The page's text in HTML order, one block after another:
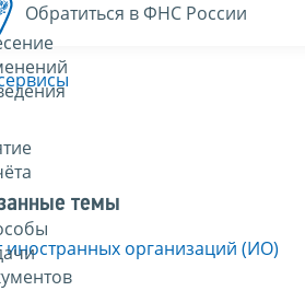
Обратиться в ФНС России
темы
иностранных организаций (ИО)